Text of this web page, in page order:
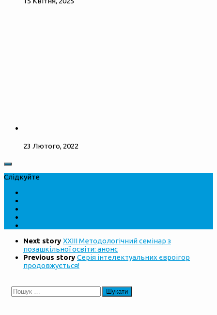
23 Лютого, 2022
Слідкуйте
Next story ХХІІІ Методологічний семінар з
позашкільної освіти: анонс
Previous story Серія інтелектуальних євроігор
продовжується!
Пошук: